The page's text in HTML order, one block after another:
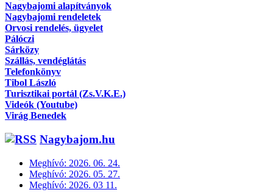
Nagybajomi alapítványok
Nagybajomi rendeletek
Orvosi rendelés, ügyelet
Pálóczi
Sárközy
Szállás, vendéglátás
Telefonkönyv
Tibol László
Turisztikai portál (Zs.V.K.E.)
Videók (Youtube)
Virág Benedek
Nagybajom.hu
Meghívó: 2026. 06. 24.
Meghívó: 2026. 05. 27.
Meghívó: 2026. 03 11.